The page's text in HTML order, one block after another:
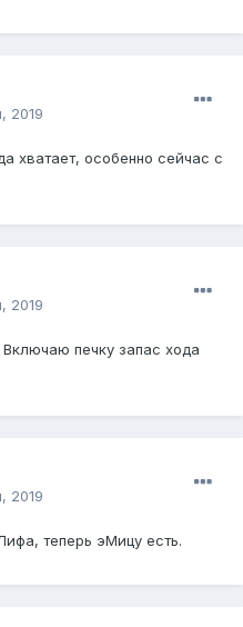
2019
хватает, особенно сейчас с
2019
печку запас хода
2019
теперь эМицу есть.